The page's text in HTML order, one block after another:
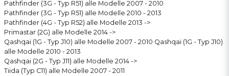
Pathfinder (3G - Typ R51) alle Modelle 2007 - 2010
Pathfinder (3G - Typ R51) alle Modelle 2010 - 2013
Pathfinder (4G - Typ R52) alle Modelle 2013 ->
Primastar (2G) alle Modelle 2014 ->
Qashqai (1G - Typ J10) alle Modelle 2007 - 2010 Qashqai (1G - Typ J10)
alle Modelle 2010 - 2013
Qashqai (2G - Typ J11) alle Modelle 2014 ->
Tiida (Typ C11) alle Modelle 2007 - 2011